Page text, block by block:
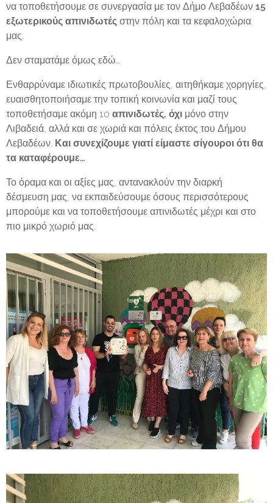
να τοποθετήσουμε σε συνεργασία με τον Δήμο Λεβαδέων 15
εξωτερικούς απινιδωτές στην πόλη και τα κεφαλοχώρια
μας.
Δεν σταματάμε όμως εδώ…
Ενθαρρύναμε ιδιωτικές πρωτοβουλίες, αιτηθήκαμε χορηγίες,
ευαισθητοποιήσαμε την τοπική κοινωνία και μαζί τους
τοποθετήσαμε ακόμη 10 απινιδωτές, όχι μόνο στην
Λιβαδειά, αλλά και σε χωριά και πόλεις έκτος του Δήμου
Λεβαδέων. Και συνεχίζουμε γιατί είμαστε σίγουροι ότι θα
τα καταφέρουμε…
Το όραμα και οι αξίες μας, αντανακλούν την διαρκή
δέσμευση μας, να εκπαιδεύσουμε όσους περισσότερους
μπορούμε και να τοποθετήσουμε απινιδωτές μέχρι και στο
πιο μικρό χωριό μας.